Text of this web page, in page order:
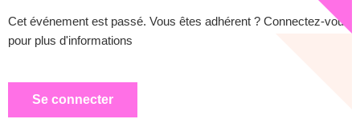
Cet événement est passé. Vous êtes adhérent ? Connectez-vous
pour plus d'informations
Se connecter